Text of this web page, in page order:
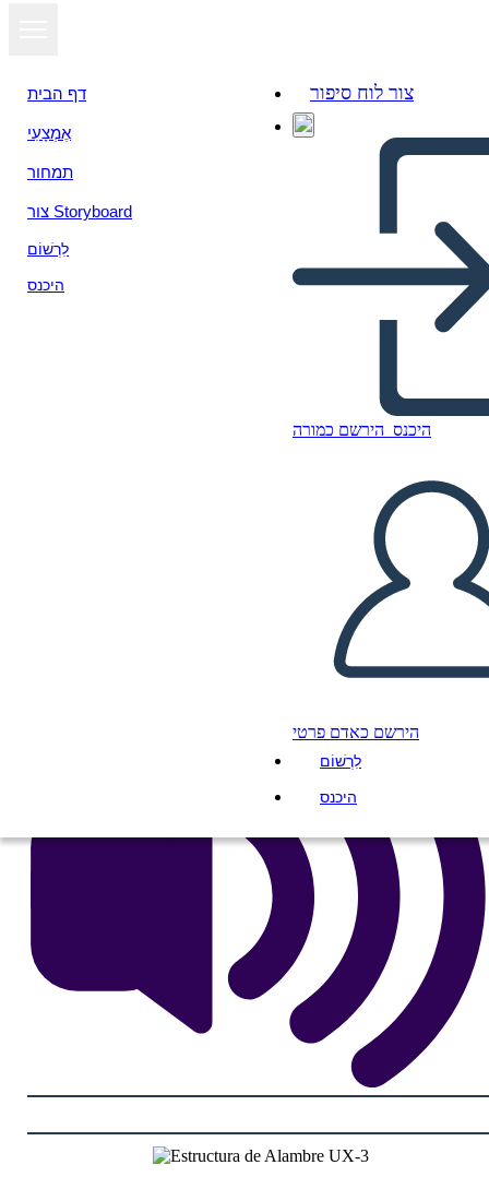
דף הבית
אֶמְצָעִי
תמחור
צור Storyboard
לִרְשׁוֹם
היכנס
צור לוח סיפור
היכנס הירשם כמורה
הירשם כאדם פרטי
לִרְשׁוֹם
היכנס
Estructura de Alambre UX-3